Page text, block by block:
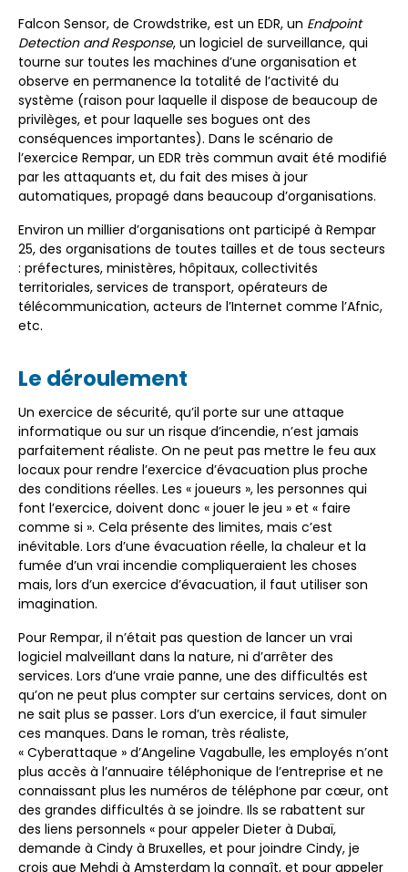
Falcon Sensor, de Crowdstrike, est un EDR, un Endpoint
Detection and Response, un logiciel de surveillance, qui
tourne sur toutes les machines d’une organisation et
observe en permanence la totalité de l’activité du
système (raison pour laquelle il dispose de beaucoup de
privilèges, et pour laquelle ses bogues ont des
conséquences importantes). Dans le scénario de
l’exercice Rempar, un EDR très commun avait été modifié
par les attaquants et, du fait des mises à jour
automatiques, propagé dans beaucoup d’organisations.
Environ un millier d’organisations ont participé à Rempar
25, des organisations de toutes tailles et de tous secteurs
: préfectures, ministères, hôpitaux, collectivités
territoriales, services de transport, opérateurs de
télécommunication, acteurs de l’Internet comme l’Afnic,
etc.
Le déroulement
Un exercice de sécurité, qu’il porte sur une attaque
informatique ou sur un risque d’incendie, n’est jamais
parfaitement réaliste. On ne peut pas mettre le feu aux
locaux pour rendre l’exercice d’évacuation plus proche
des conditions réelles. Les « joueurs », les personnes qui
font l’exercice, doivent donc « jouer le jeu » et « faire
comme si ». Cela présente des limites, mais c’est
inévitable. Lors d’une évacuation réelle, la chaleur et la
fumée d’un vrai incendie compliqueraient les choses
mais, lors d’un exercice d’évacuation, il faut utiliser son
imagination.
Pour Rempar, il n’était pas question de lancer un vrai
logiciel malveillant dans la nature, ni d’arrêter des
services. Lors d’une vraie panne, une des difficultés est
qu’on ne peut plus compter sur certains services, dont on
ne sait plus se passer. Lors d’un exercice, il faut simuler
ces manques. Dans le roman, très réaliste,
« Cyberattaque » d’Angeline Vagabulle, les employés n’ont
plus accès à l’annuaire téléphonique de l’entreprise et ne
connaissant plus les numéros de téléphone par cœur, ont
des grandes difficultés à se joindre. Ils se rabattent sur
des liens personnels « pour appeler Dieter à Dubaï,
demande à Cindy à Bruxelles, et pour joindre Cindy, je
crois que Mehdi à Amsterdam la connaît, et pour appeler